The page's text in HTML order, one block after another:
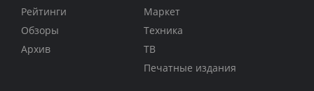
Рейтинги
Обзоры
Архив
Маркет
Техника
ТВ
Печатные издания